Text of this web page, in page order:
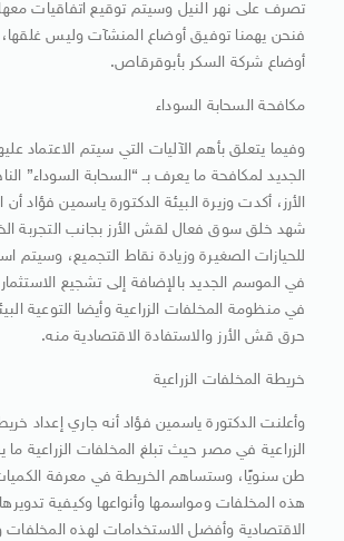
فنحن يهمنا توفيق أوضاع المنشآت وليس
أوضاع شركة السكر بأبوقرقاص.
مكافحة السحابة السوداء
وفيما يتعلق بأهم اﻵليات التي سيتم الاعتماد
الجديد لمكافحة ما يعرف بـ “السحابة السوداء”
الأرز، أكدت وزيرة البيئة الدكتورة ياسمين فؤاد
شهد خلق سوق فعال لقش الأرز بجانب التجربة
للحيازات الصغيرة وزيادة نقاط التجميع، وسيتم
في الموسم الجديد بالإضافة إلى تشجيع
في منظومة المخلفات الزراعية وأيضا التوعية
حرق قش الأرز والاستفادة الاقتصادية منه.
خريطة المخلفات الزراعية
وأعلنت الدكتورة ياسمين فؤاد أنه جاري إعداد
طن سنويًا، وستساهم الخريطة في معرفة
هذه المخلفات ومواسمها وأنواعها وكيفية تدويرها
الاقتصادية وأفضل الاستخدامات لهذه المخلفات